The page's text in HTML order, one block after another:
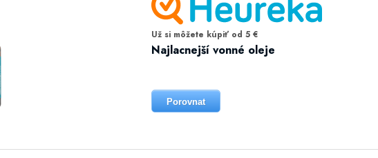
Už si môžete kúpiť od 5 €
Najlacnejší vonné oleje
Porovnat